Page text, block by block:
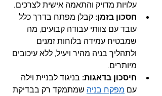
עלויות מדויק והתאמה אישית לצרכים.
חסכון בזמן: קבלן מפתח בדרך כלל
עובד עם צוותי עבודה קבועים, מה
שמבטיח עמידה בלוחות זמנים
ולתהליך בניה מהיר ויעיל, ללא עיכובים
מיותרים.
חיסכון בדאגות: בניגוד לבניית וילה
עם מפקח בניה שמתמקד רק בבדיקת